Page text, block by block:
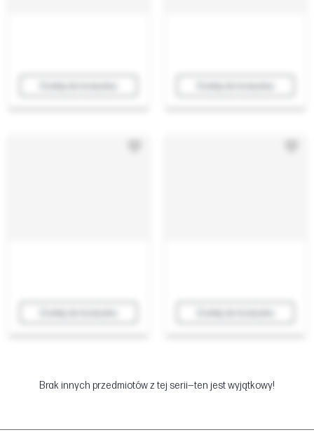
Brak innych przedmiotów z tej serii—ten jest wyjątkowy!